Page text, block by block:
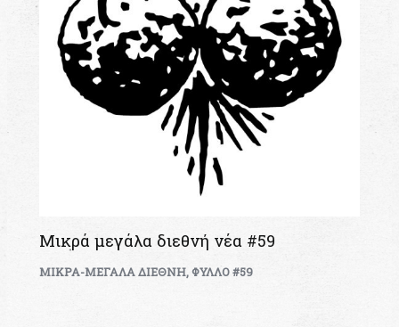
Μικρά μεγάλα διεθνή νέα #59
ΜΙΚΡΑ-ΜΕΓΑΛΑ ΔΙΕΘΝΗ,ΦΥΛΛΟ #59